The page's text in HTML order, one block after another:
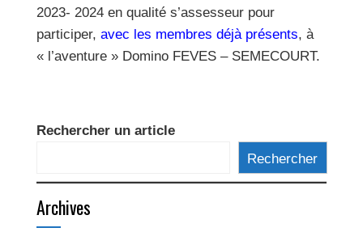
2023- 2024 en qualité s’assesseur pour
participer, avec les membres déjà présents, à
« l’aventure » Domino FEVES – SEMECOURT.
Rechercher un article
Rechercher
Archives